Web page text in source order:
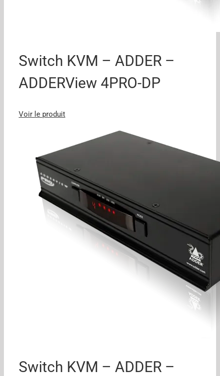
Switch KVM – ADDER –
ADDERView 4PRO-DP
Voir le produit
Switch KVM – ADDER –